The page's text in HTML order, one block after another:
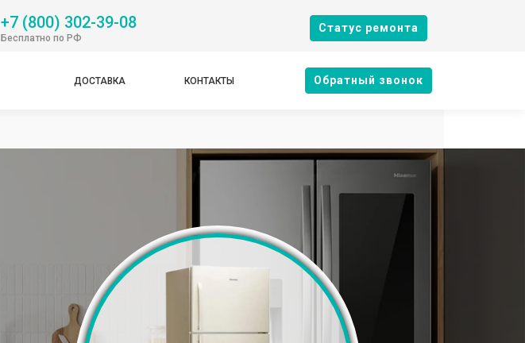
+7 (800) 302-39-08
Бесплатно по РФ
Cтатус ремонта
ДОСТАВКА КОНТАКТЫ Oбратный звонок